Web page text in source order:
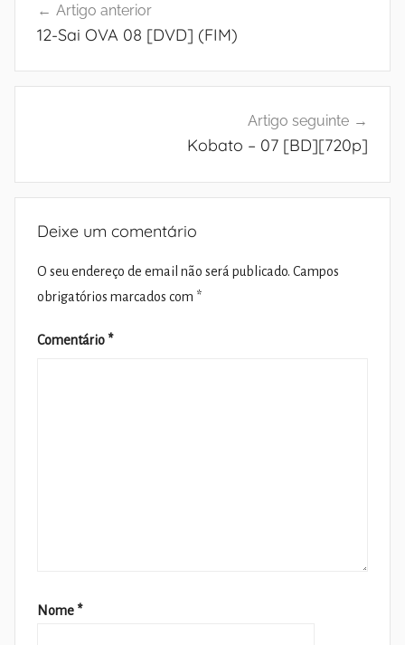
de
Artigo anterior
12-Sai OVA 08 [DVD] (FIM)
Artigo seguinte
Kobato – 07 [BD][720p]
Deixe um comentário
O seu endereço de email não será publicado. Campos
obrigatórios marcados com *
Comentário *
Nome *